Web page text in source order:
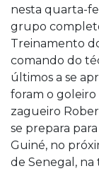
nesta quarta-
grupo
Treinamento
comando do
últimos a se
foram o goleiro
zagueiro
se prepara
Guiné, no
de Senegal, na